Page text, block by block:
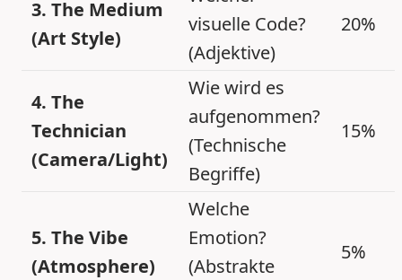
3. The Medium
(Art Style)
visuelle Code?
(Adjektive)
20%
4. The
Technician
(Camera/Light)
Wie wird es
aufgenommen?
(Technische
Begriffe)
15%
5. The Vibe
(Atmosphere)
Welche
Emotion?
(Abstrakte
5%